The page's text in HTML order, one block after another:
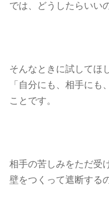
では、どうしたらいい
そんなときに試してほ
「自分にも、相手にも
ことです。
相手の苦しみをただ受
壁をつくって遮断する